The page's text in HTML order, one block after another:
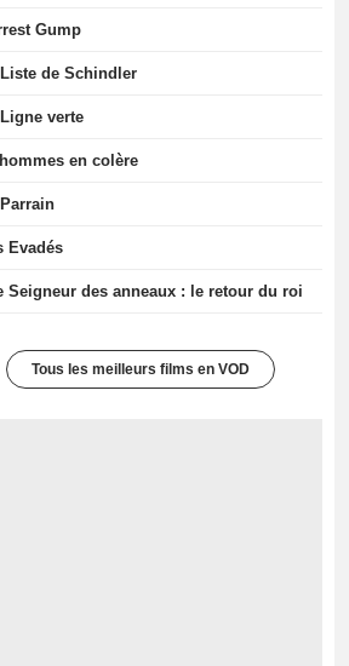
Gump
de Schindler
verte
en colère
Evadés
Seigneur des anneaux : le retour du roi
Tous les meilleurs films en VOD